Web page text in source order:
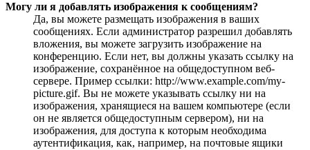
Могу ли я добавлять изображения к сообщениям?
Да, вы можете размещать изображения в ваших
сообщениях. Если администратор разрешил добавлять
вложения, вы можете загрузить изображение на
конференцию. Если нет, вы должны указать ссылку на
изображение, сохранённое на общедоступном веб-
сервере. Пример ссылки: http://www.example.com/my-
picture.gif. Вы не можете указывать ссылку ни на
изображения, хранящиеся на вашем компьютере (если
он не является общедоступным сервером), ни на
изображения, для доступа к которым необходима
аутентификация, как, например, на почтовые ящики